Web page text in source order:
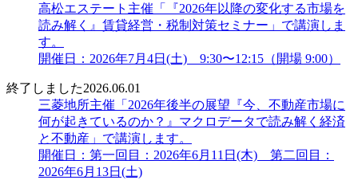
高松エステート主催「『2026年以降の変化する市場を
読み解く』賃貸経営・税制対策セミナー」で講演しま
す。
開催日：2026年7月4日(土) 9:30〜12:15（開場 9:00）
終了しました2026.06.01
三菱地所主催「2026年後半の展望『今、不動産市場に
何が起きているのか？』マクロデータで読み解く経済
と不動産」で講演します。
開催日：第一回目：2026年6月11日(木) 第二回目：
2026年6月13日(土)